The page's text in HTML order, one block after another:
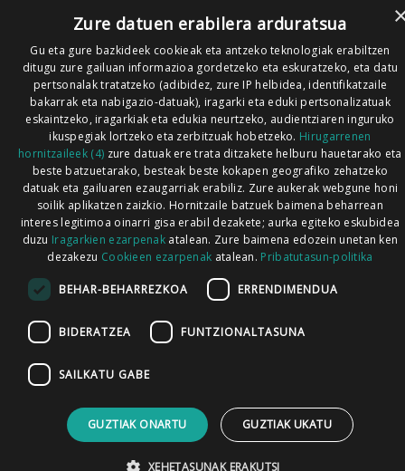
Zure datuen erabilera arduratsua
Gu eta gure bazkideek cookieak eta antzeko teknologiak erabiltzen
ditugu zure gailuan informazioa gordetzeko eta eskuratzeko, eta datu
pertsonalak tratatzeko (adibidez, zure IP helbidea, identifikatzaile
bakarrak eta nabigazio-datuak), iragarki eta eduki pertsonalizatuak
eskaintzeko, iragarkiak eta edukia neurtzeko, audientziaren inguruko
ikuspegiak lortzeko eta zerbitzuak hobetzeko. Hirugarrenen
hornitzaileek (4) zure datuak ere trata ditzakete helburu hauetarako eta
beste batzuetarako, besteak beste kokapen geografiko zehatzeko
datuak eta gailuaren ezaugarriak erabiliz. Zure aukerak webgune honi
soilik aplikatzen zaizkio. Hornitzaile batzuek baimena beharrean
interes legitimoa oinarri gisa erabil dezakete; aurka egiteko eskubidea
duzu Iragarkien ezarpenak atalean. Zure baimena edozein unetan ken
dezakezu Cookieen ezarpenak atalean. Pribatutasun-politika
BEHAR-BEHARREZKOA ERRENDIMENDUA
BIDERATZEA FUNTZIONALTASUNA
SAILKATU GABE
GUZTIAK ONARTU GUZTIAK UKATU
XEHETASUNAK ERAKUTSI